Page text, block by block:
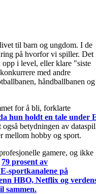
til barn og ungdom. I de
på hvorfor vi spiller. Det
i level, eller klare "siste
med andre
håndballbanen
for å bli, forklarte
hun holdt en tale under
også betydningen av
mellom hobby og sport.
gamere, og ikke
79 prosent av
sportkanalene på
HBO, Netflix og
sammen.